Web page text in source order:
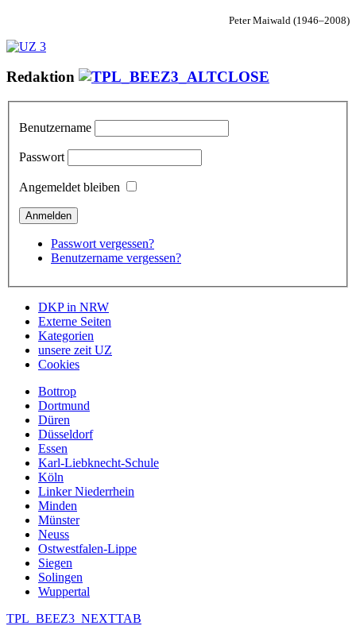
Peter Mai­wald (1946–2008)
Redaktion
Benutzername
Passwort
Angemeldet bleiben
Passwort vergessen?
Benutzername vergessen?
DKP in NRW
Externe Seiten
Kategorien
unsere zeit UZ
Cookies
Bottrop
Dortmund
Düren
Düsseldorf
Essen
Karl-Liebknecht-Schule
Köln
Linker Niederrhein
Minden
Münster
Neuss
Ostwestfalen-Lippe
Siegen
Solingen
Wuppertal
TPL_BEEZ3_NEXTTAB